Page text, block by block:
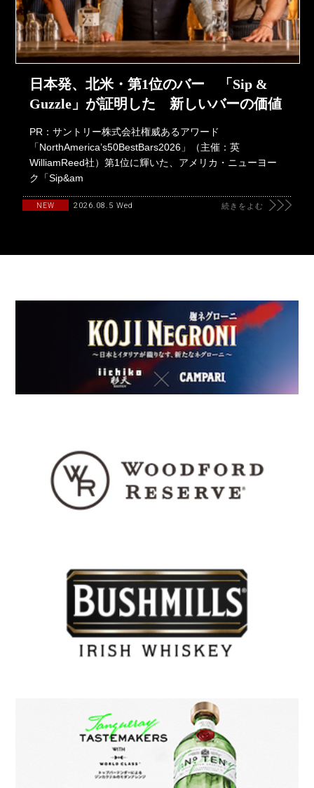
日本発、北米・第1位のバー 「Sip &
Guzzle」が証明した 新しいバーの価値
PR：サントリー株式会社権威あるアワード
「NorthAmerica’s50BestBars2026」（主催：英
WilliamReed社）第1位に輝いた、アメリカ・ニューヨー
ク「Sip&am
NEW 2026.08.5 Wed 続きをよむ